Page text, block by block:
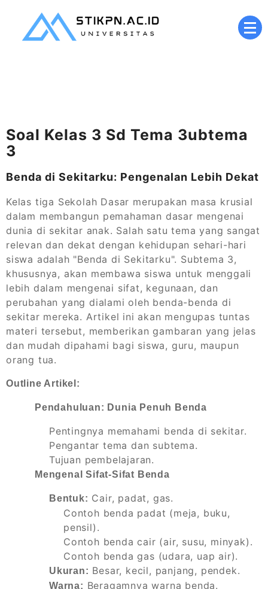
content
Soal Kelas 3 Sd Tema 3ubtema
3
Benda di Sekitarku: Pengenalan Lebih Dekat
Kelas tiga Sekolah Dasar merupakan masa krusial
dalam membangun pemahaman dasar mengenai
dunia di sekitar anak. Salah satu tema yang sangat
relevan dan dekat dengan kehidupan sehari-hari
siswa adalah "Benda di Sekitarku". Subtema 3,
khususnya, akan membawa siswa untuk menggali
lebih dalam mengenai sifat, kegunaan, dan
perubahan yang dialami oleh benda-benda di
sekitar mereka. Artikel ini akan mengupas tuntas
materi tersebut, memberikan gambaran yang jelas
dan mudah dipahami bagi siswa, guru, maupun
orang tua.
Outline Artikel:
Pendahuluan: Dunia Penuh Benda
Pentingnya memahami benda di sekitar.
Pengantar tema dan subtema.
Tujuan pembelajaran.
Mengenal Sifat-Sifat Benda
Bentuk: Cair, padat, gas.
Contoh benda padat (meja, buku,
pensil).
Contoh benda cair (air, susu, minyak).
Contoh benda gas (udara, uap air).
Ukuran: Besar, kecil, panjang, pendek.
Warna: Beragamnya warna benda.